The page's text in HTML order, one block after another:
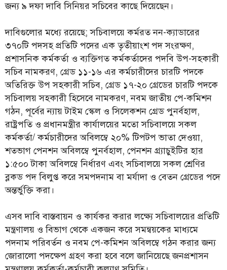
জন্য ৯ দফা দাবি সিনিয়র সচিবের কাছে দিয়েছেন।
দাবিগুলোর মধ্যে রয়েছে; সচিবালয়ে কর্মরত নন-ক্যাডারের
৩৭০টি পদসহ প্রতিটি পদের এক তৃতীয়াংশ পদ সংরক্ষণ,
প্রশাসনিক কর্মকর্তা ও ব্যক্তিগত কর্মকর্তাদের পদবি উপ-সহকারী
সচিব নামকরণ, গ্রেড ১১-১৬ এর কর্মচারীদের চারটি পদকে
অতিরিক্ত উপ সহকারী সচিব, গ্রেড ১৭-২০ গ্রেডের চারটি পদকে
সচিবালয় সহকারী হিসেবে নামকরণ, নবম জাতীয় পে-কমিশন
গঠন, পূর্বের ন্যায় টাইম স্কেল ও সিলেকশন গ্রেড পুনর্বহাল,
রাষ্ট্রপতি ও প্রধানমন্ত্রীর কার্যালয়ের মতো সচিবালয়ে সকল
কর্মকর্তা/ কর্মচারীদের অবিলম্বে ২০% টিপটপ ভাতা দেওয়া,
শতভাগ পেনশন অবিলম্বে পুনর্বহাল, পেনশন গ্র্যাচুইটির হার
১:৫০০ টাকা অবিলম্বে নির্ধারণ এবং সচিবালয়ে সকল শ্রেণির
ব্লকড পদ বিলুপ্ত করে সমপদনাম বা মর্যাদা ও বেতন গ্রেডের পদে
অন্তর্ভুক্তি করা।
এসব দাবি বাস্তবায়ন ও কার্যকর করার লক্ষ্যে সচিবালয়ের প্রতিটি
মন্ত্রণালয় ও বিভাগ থেকে একজন করে সমন্বয়কের মাধ্যমে
পদনাম পরিবর্তন ও নবম পে-কমিশন অবিলম্বে গঠন করার জন্য
জোরালো পদক্ষেপ গ্রহণ করা হবে বলে জানিয়েছে জনপ্রশাসন